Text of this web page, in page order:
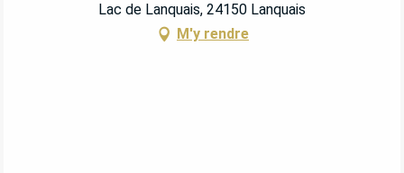
Lac de Lanquais, 24150 Lanquais
M'y rendre